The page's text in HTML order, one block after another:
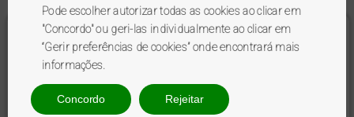
Pode escolher autorizar todas as cookies ao clicar em
"Concordo" ou geri-las individualmente ao clicar em
“Gerir preferências de cookies” onde encontrará mais
informações.
Concordo Rejeitar
Almofada insuflável